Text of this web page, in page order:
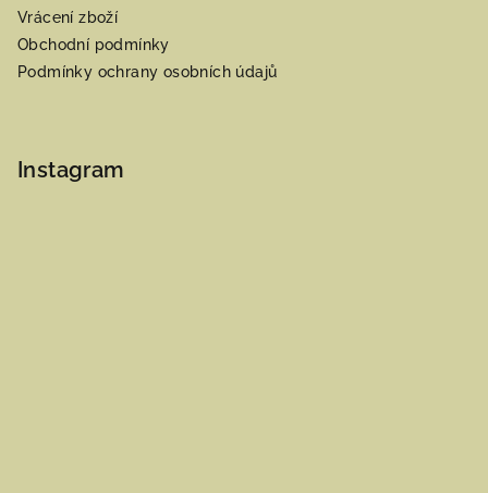
Vrácení zboží
Obchodní podmínky
Podmínky ochrany osobních údajů
Instagram